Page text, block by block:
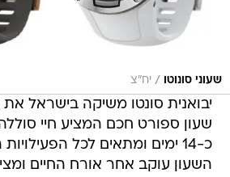
שעוני סונוטו / יח"צ
שעון ספורט חכם המציע חיי
כ-14 ימים ומתאים לכל
השעון עוקב אחר אורח החיים